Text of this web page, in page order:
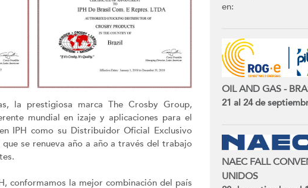
la prestigiosa marca The Crosby Group,
mundial en izaje y aplicaciones para el
IPH como su Distribuidor Oficial Exclusivo
se renueva año a año a través del trabajo
conformamos la mejor combinación del país
en:
OIL AND GAS -
21 al 24 de
NAEC FALL
UNIDOS